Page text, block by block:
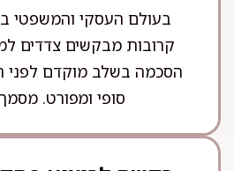
בעולם העסקי והמשפטי
קרובות מבקשים צדדים
הסכמה בשלב מוקדם לפני
סופי ומפורט.